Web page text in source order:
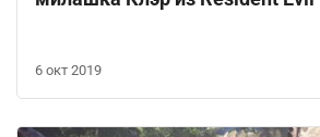
6 окт 2019